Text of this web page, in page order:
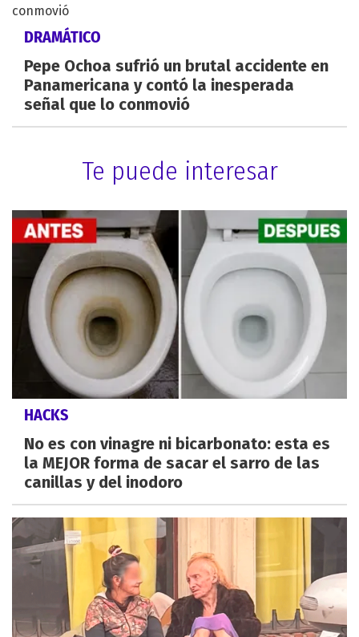
DRAMÁTICO
Pepe Ochoa sufrió un brutal accidente en
Panamericana y contó la inesperada
señal que lo conmovió
Te puede interesar
HACKS
No es con vinagre ni bicarbonato: esta es
la MEJOR forma de sacar el sarro de las
canillas y del inodoro